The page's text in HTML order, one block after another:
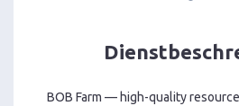
BOB Farm — high-quality